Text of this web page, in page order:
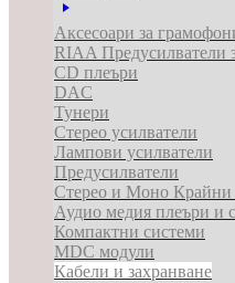
Аксесоари за
RIAA Предусилватели
CD плеъри
DAC
Тунери
Стерео усилватели
Лампови усилватели
Предусилватели
Стерео и Моно Крайни
Аудио медия плеъри и
Компактни системи
MDC модули
Кабели и захранване